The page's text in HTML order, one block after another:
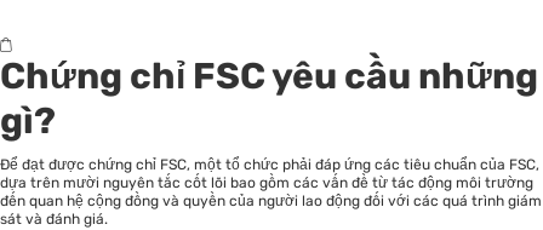
Chứng chỉ FSC yêu cầu những
gì?
Để đạt được chứng chỉ FSC, một tổ chức phải đáp ứng các tiêu chuẩn của FSC,
dựa trên mười nguyên tắc cốt lõi bao gồm các vấn đề từ tác động môi trường
đến quan hệ cộng đồng và quyền của người lao động đối với các quá trình giám
sát và đánh giá.